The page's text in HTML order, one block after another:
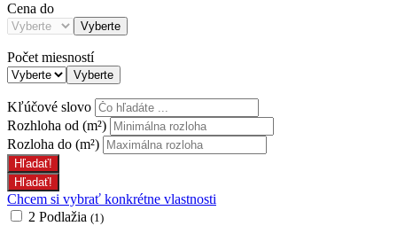
Cena do
Vyberte
Počet miesností
Vyberte
Kľúčové slovo
Rozhloha od (m²)
Rozloha do (m²)
Chcem si vybrať konkrétne vlastnosti
2 Podlažia (1)